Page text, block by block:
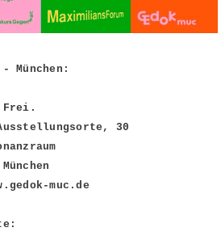
- München:
Frei.
30
muc.de